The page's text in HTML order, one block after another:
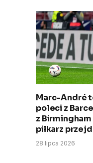
Marc-André
poleci z
z
piłkarz
28 lipca 2026